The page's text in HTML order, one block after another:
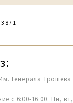
Генерала Трошева
с 6:00-16:00. Пн,